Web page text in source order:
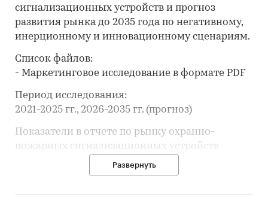
сигнализационных устройств и прогноз
развития рынка до 2035 года по негативному,
инерционному и инновационному сценариям.
Список файлов:
- Маркетинговое исследование в формате PDF
Период исследования:
2021-2025 гг., 2026-2035 гг. (прогноз)
Показатели в отчете по рынку охранно-
пожарных сигнализационных устройств
рассчитаны по данным Tebiz Group на основе
собственной базы данных, официальной
Развернуть